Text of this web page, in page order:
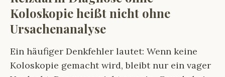
Koloskopie heißt nicht ohne
Ursachenanalyse
Ein häufiger Denkfehler lautet: Wenn keine
Koloskopie gemacht wird, bleibt nur ein vager